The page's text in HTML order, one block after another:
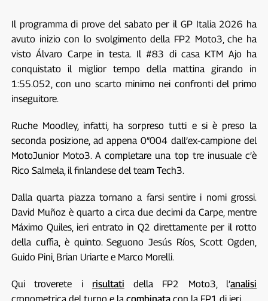
Il programma di prove del sabato per il GP Italia 2026 ha
avuto inizio con lo svolgimento della FP2 Moto3, che ha
visto Álvaro Carpe in testa. Il #83 di casa KTM Ajo ha
conquistato il miglior tempo della mattina girando in
1:55.052, con uno scarto minimo nei confronti del primo
inseguitore.
Ruche Moodley, infatti, ha sorpreso tutti e si è preso la
seconda posizione, ad appena 0″004 dall’ex-campione del
MotoJunior Moto3. A completare una top tre inusuale c’è
Rico Salmela, il finlandese del team Tech3.
Dalla quarta piazza tornano a farsi sentire i nomi grossi.
David Muñoz è quarto a circa due decimi da Carpe, mentre
Máximo Quiles, ieri entrato in Q2 direttamente per il rotto
della cuffia, è quinto. Seguono Jesús Ríos, Scott Ogden,
Guido Pini, Brian Uriarte e Marco Morelli.
Qui troverete i risultati della FP2 Moto3, l’analisi